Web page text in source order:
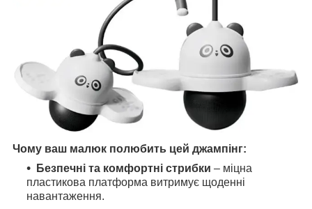
Чому ваш малюк полюбить цей джампінг:
Безпечні та комфортні стрибки – міцна
пластикова платформа витримує щоденні
навантаження.